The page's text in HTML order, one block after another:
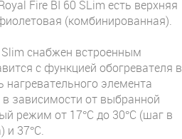
Fire BI 60 SLim есть верхняя
(комбинированная).
снабжен встроенным
с функцией обогревателя в
элемента
в зависимости от выбранной
режим от 17°C до 30°C (шаг в
и 37°C.